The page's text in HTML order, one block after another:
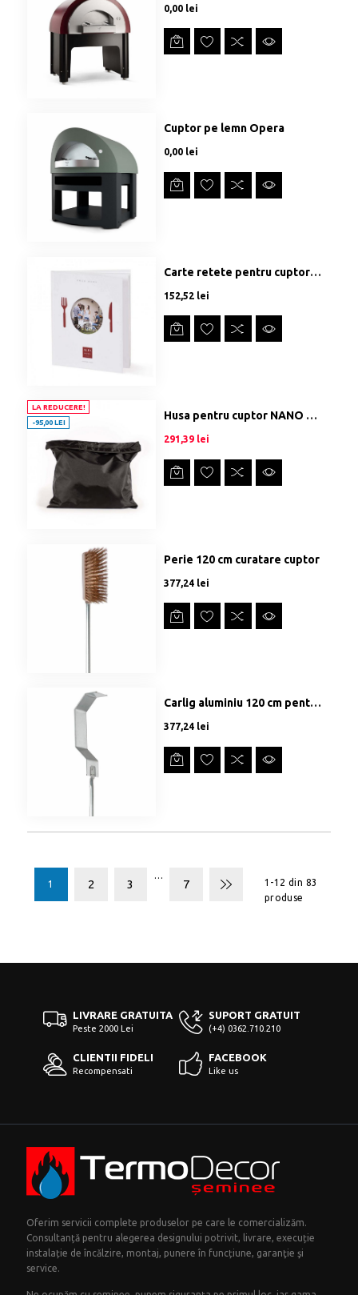
Preț
0,00 lei
Cuptor pe lemn Opera
Preț
0,00 lei
Carte retete pentru cuptor Alfa Forni
Preț
152,52 lei
LA REDUCERE!
-95,00 LEI
Husa pentru cuptor NANO Small
Preț
-95,00 lei
Preț
291,39 lei
Perie 120 cm curatare cuptor
Preț
377,24 lei
Carlig aluminiu 120 cm pentru jar
Preț
377,24 lei
1 2 3
…
7
1-12 din 83
produse
LIVRARE GRATUITA
Peste 2000 Lei
SUPORT GRATUIT
(+4) 0362.710.210
CLIENTII FIDELI
Recompensati
FACEBOOK
Like us
Oferim servicii complete produselor pe care le comercializăm.
Consultanță pentru alegerea designului potrivit, livrare, execuție
instalație de încălzire, montaj, punere în funcțiune, garanţie şi
service.